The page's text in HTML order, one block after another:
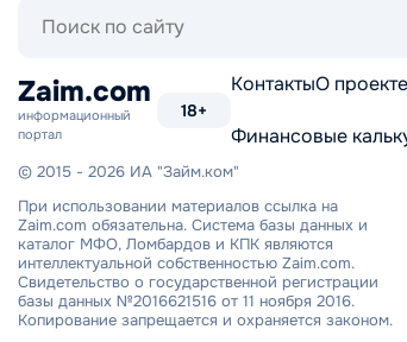
Zaim.com
информационный
портал
18+
КонтактыО проекте
Финансовые
© 2015 - 2026 ИА "Займ.ком"
При использовании материалов ссылка на
Zaim.com обязательна. Система базы данных и
каталог МФО, Ломбардов и КПК являются
интеллектуальной собственностью Zaim.com.
Свидетельство о государственной регистрации
базы данных №2016621516 от 11 ноября 2016.
Копирование запрещается и охраняется законом.